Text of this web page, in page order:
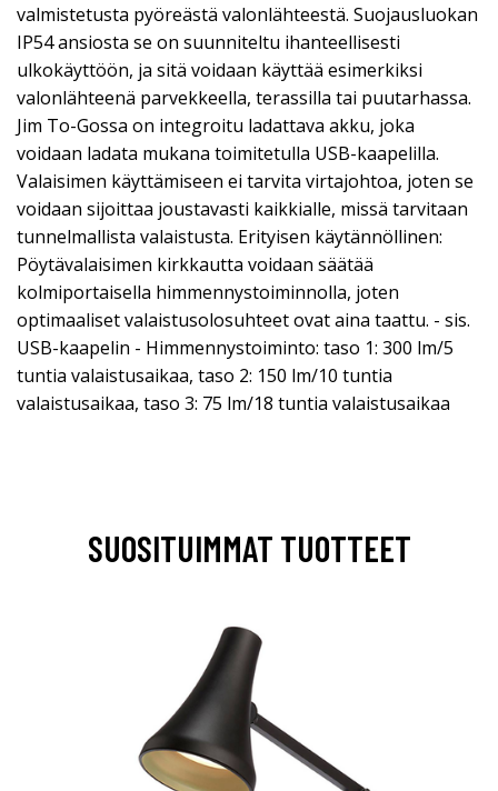
valmistetusta pyöreästä valonlähteestä. Suojausluokan
IP54 ansiosta se on suunniteltu ihanteellisesti
ulkokäyttöön, ja sitä voidaan käyttää esimerkiksi
valonlähteenä parvekkeella, terassilla tai puutarhassa.
Jim To-Gossa on integroitu ladattava akku, joka
voidaan ladata mukana toimitetulla USB-kaapelilla.
Valaisimen käyttämiseen ei tarvita virtajohtoa, joten se
voidaan sijoittaa joustavasti kaikkialle, missä tarvitaan
tunnelmallista valaistusta. Erityisen käytännöllinen:
Pöytävalaisimen kirkkautta voidaan säätää
kolmiportaisella himmennystoiminnolla, joten
optimaaliset valaistusolosuhteet ovat aina taattu. - sis.
USB-kaapelin - Himmennystoiminto: taso 1: 300 lm/5
tuntia valaistusaikaa, taso 2: 150 lm/10 tuntia
valaistusaikaa, taso 3: 75 lm/18 tuntia valaistusaikaa
SUOSITUIMMAT TUOTTEET